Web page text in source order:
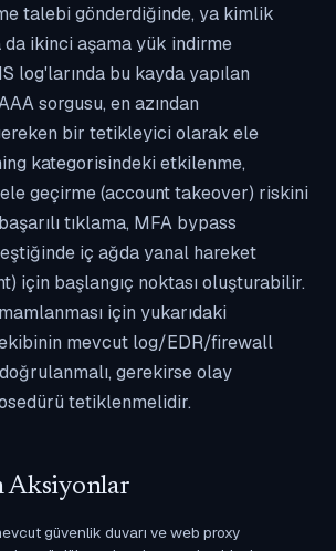
talebi gönderdiğinde, ya kimlik
da ikinci aşama yük indirme
log'larında bu kayda yapılan
sorgusu, en azından
bir tetikleyici olarak ele
kategorisindeki etkilenme,
geçirme (account takeover) riskini
tıklama, MFA bypass
iç ağda yanal hareket
için başlangıç noktası oluşturabilir.
için yukarıdaki
mevcut log/EDR/firewall
gerekirse olay
tetiklenmelidir.
Aksiyonlar
güvenlik duvarı ve web proxy